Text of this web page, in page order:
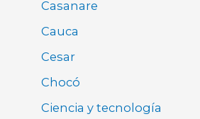
Casanare
Cauca
Cesar
Chocó
Ciencia y tecnología